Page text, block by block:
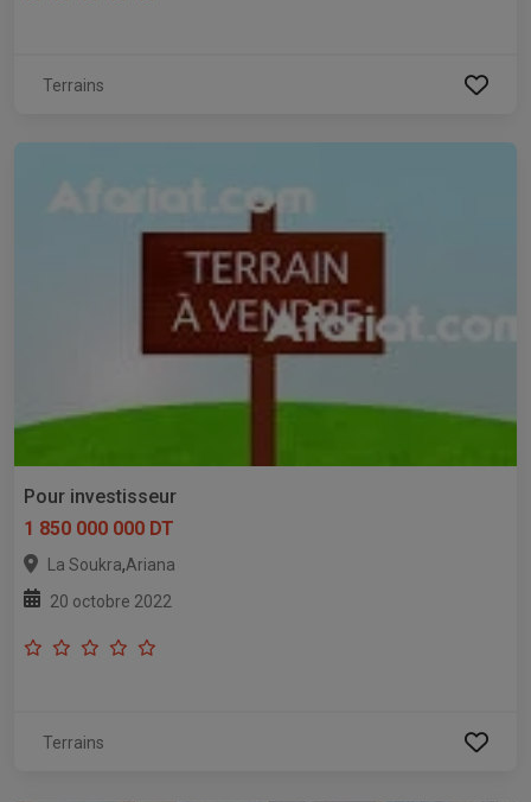
Terrains
Pour investisseur
1 850 000 000 DT
La Soukra,Ariana
20 octobre 2022
Terrains